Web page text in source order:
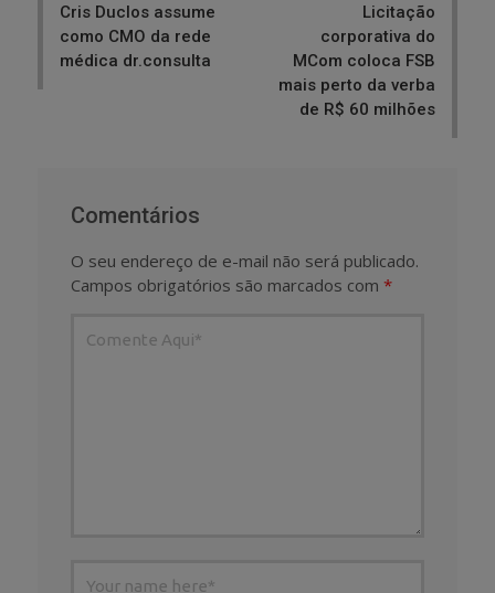
Cris Duclos assume
como CMO da rede
médica dr.consulta
Licitação
corporativa do
MCom coloca FSB
mais perto da verba
de R$ 60 milhões
Comentários
O seu endereço de e-mail não será publicado.
Campos obrigatórios são marcados com *